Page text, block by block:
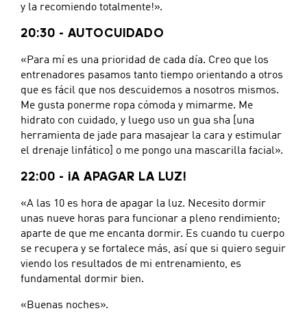
y la recomiendo totalmente!».
20:30 - AUTOCUIDADO
«Para mí es una prioridad de cada día. Creo que los
entrenadores pasamos tanto tiempo orientando a otros
que es fácil que nos descuidemos a nosotros mismos.
Me gusta ponerme ropa cómoda y mimarme. Me
hidrato con cuidado, y luego uso un gua sha [una
herramienta de jade para masajear la cara y estimular
el drenaje linfático] o me pongo una mascarilla facial».
22:00 - ¡A APAGAR LA LUZ!
«A las 10 es hora de apagar la luz. Necesito dormir
unas nueve horas para funcionar a pleno rendimiento;
aparte de que me encanta dormir. Es cuando tu cuerpo
se recupera y se fortalece más, así que si quiero seguir
viendo los resultados de mi entrenamiento, es
fundamental dormir bien.
«Buenas noches».